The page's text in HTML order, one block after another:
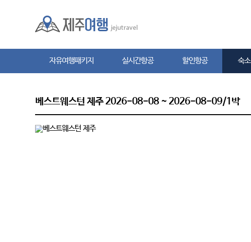
자유여행패키지 실시간항공 할인항공 숙소
베스트웨스턴 제주 2026-08-08 ~ 2026-08-09/1박